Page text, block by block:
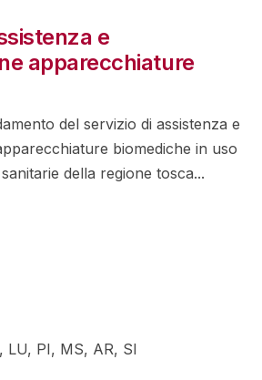
e
apparecchiature
del servizio di assistenza e
biomediche in uso
della regione tosca...
LU, PI, MS, AR, SI